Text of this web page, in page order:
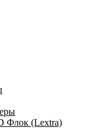
Флок (Lextra)